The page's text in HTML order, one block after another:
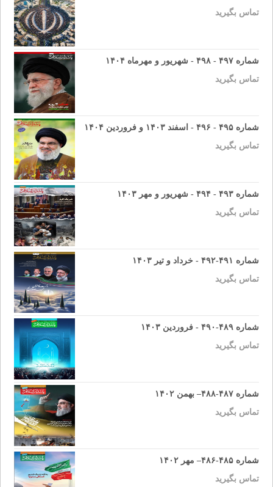
تماس بگیرید
شماره ۴۹۷ - ۴۹۸ - شهریور و مهرماه ۱۴۰۴
تماس بگیرید
شماره ۴۹۵ - ۴۹۶ - اسفند ۱۴۰۳ و فروردین ۱۴۰۴
تماس بگیرید
شماره ۴۹۳ - ۴۹۴ - شهریور و مهر ۱۴۰۳
تماس بگیرید
شماره ۴۹۱-۴۹۲ - خرداد و تیر ۱۴۰۳
تماس بگیرید
شماره ۴۸۹-۴۹۰ - فروردین ۱۴۰۳
تماس بگیرید
شماره ۴۸۷-۴۸۸– بهمن ۱۴۰۲
تماس بگیرید
شماره ۴۸۵-۴۸۶– مهر ۱۴۰۲
تماس بگیرید